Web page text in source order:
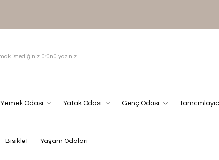
Yemek Odası Yatak Odası Genç Odası
Bisiklet Yaşam Odaları